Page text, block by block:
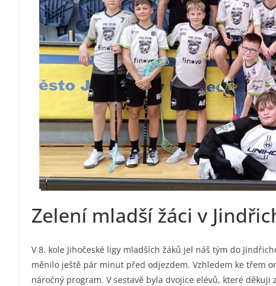
Zelení mladší žáci v
V 8. kole Jihočeské ligy mladších žáků jel náš tým do
měnilo ještě pár minut před odjezdem. Vzhledem ke třem
náročný program. V sestavě byla dvojice elévů, které